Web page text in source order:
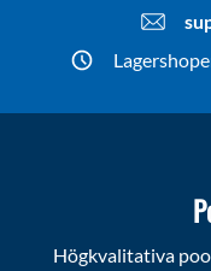
Högkvalitativa